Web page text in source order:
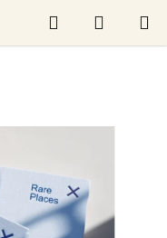
Search
CART